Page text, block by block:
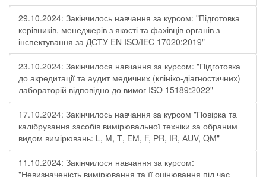
29.10.2024: Закінчилось навчання за курсом: "Підготовка
керівників, менеджерів з якості та фахівців органів з
інспектування за ДСТУ EN ISO/IEC 17020:2019"
23.10.2024: Закінчилося навчання за курсом: "Підготовка
до акредитації та аудит медичних (клініко-діагностичних)
лабораторій відповідно до вимог ISO 15189:2022"
17.10.2024: Закінчилось навчання за курсом "Повірка та
калібрування засобів вимірювальної техніки за обраним
видом вимірювань: L, М, Т, ЕМ, F, РR, ІR, АUV, QМ"
11.10.2024: Закінчилося навчання за курсом:
"Невизначеність вимірювання та її оцінювання під час